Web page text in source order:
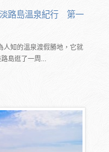
路島溫泉紀行 第一
人知的溫泉渡假勝地，它就
島逛了一周...